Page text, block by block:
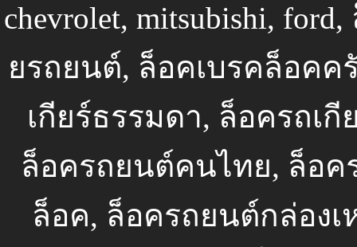
chevrolet, mitsubishi,
ยรถยนต์, ล็อคเบรคล็อคค
เกียร์ธรรมดา, ล็อครถเ
ล็อครถยนต์คนไทย, ล็อค
ล็อค, ล็อครถยนต์กล่อง